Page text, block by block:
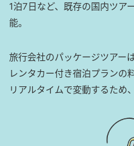
1泊7日など、既存の国内ツア
能。
旅行会社のパッケージツアー
レンタカー付き宿泊プランの
リアルタイムで変動するため